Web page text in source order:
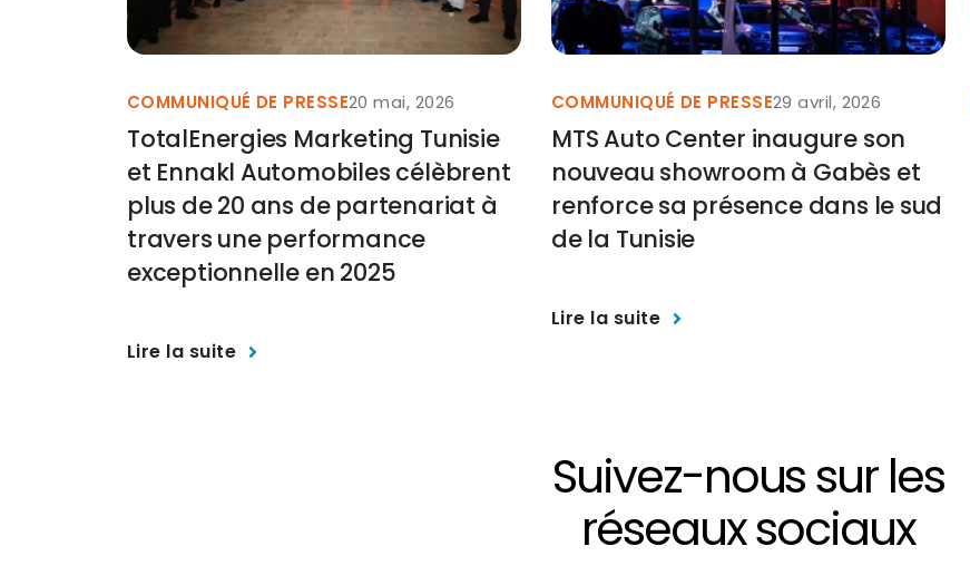
COMMUNIQUÉ DE PRESSE20 mai, 2026
TotalEnergies Marketing Tunisie
et Ennakl Automobiles célèbrent
plus de 20 ans de partenariat à
travers une performance
exceptionnelle en 2025
Lire la suite
COMMUNIQUÉ DE PRESSE29 avril, 2026
MTS Auto Center inaugure son
nouveau showroom à Gabès et
renforce sa présence dans le sud
de la Tunisie
Lire la suite
Suivez-nous sur les
réseaux sociaux